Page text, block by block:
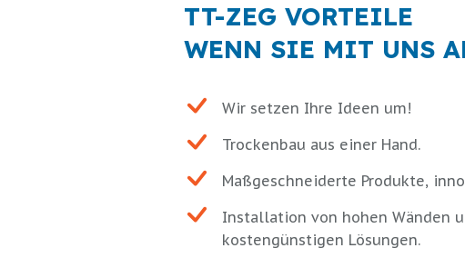
TT-ZEG VORTEILE
WENN SIE MIT UNS
Wir setzen Ihre Ideen um!
Trockenbau aus einer Hand.
Maßgeschneiderte Produkte,
Installation von hohen Wänden
kostengünstigen Lösungen.